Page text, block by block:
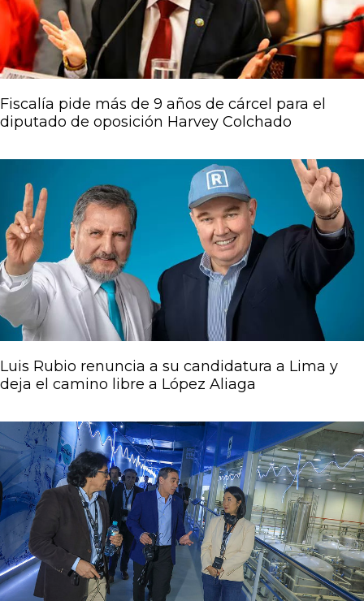
Fiscalía pide más de 9 años de cárcel para el
diputado de oposición Harvey Colchado
Luis Rubio renuncia a su candidatura a Lima y
deja el camino libre a López Aliaga